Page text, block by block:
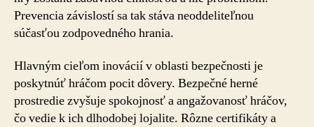
Prevencia závislostí sa tak stáva neoddeliteľnou
súčasťou zodpovedného hrania.
Hlavným cieľom inovácií v oblasti bezpečnosti je
poskytnúť hráčom pocit dôvery. Bezpečné herné
prostredie zvyšuje spokojnosť a angažovanosť hráčov,
čo vedie k ich dlhodobej lojalite. Rôzne certifikáty a